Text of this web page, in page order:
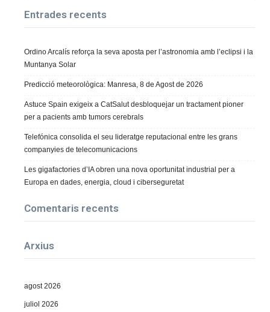
Entrades recents
Ordino Arcalís reforça la seva aposta per l’astronomia amb l’eclipsi i la
Muntanya Solar
Predicció meteorològica: Manresa, 8 de Agost de 2026
Astuce Spain exigeix a CatSalut desbloquejar un tractament pioner
per a pacients amb tumors cerebrals
Telefónica consolida el seu lideratge reputacional entre les grans
companyies de telecomunicacions
Les gigafactories d’IA obren una nova oportunitat industrial per a
Europa en dades, energia, cloud i ciberseguretat
Comentaris recents
Arxius
agost 2026
juliol 2026